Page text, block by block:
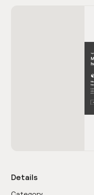
Details